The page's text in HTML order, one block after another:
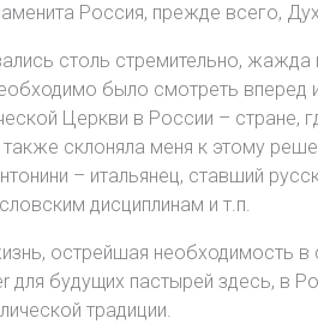
Россия, прежде всего,
столь стремительно,
было смотреть вперед
Церкви в России –
склоняла меня к этому
– итальянец, ставший
дисциплинам и т.п.
острейшая необходимость в
для будущих пастырей здесь, в
традиции.